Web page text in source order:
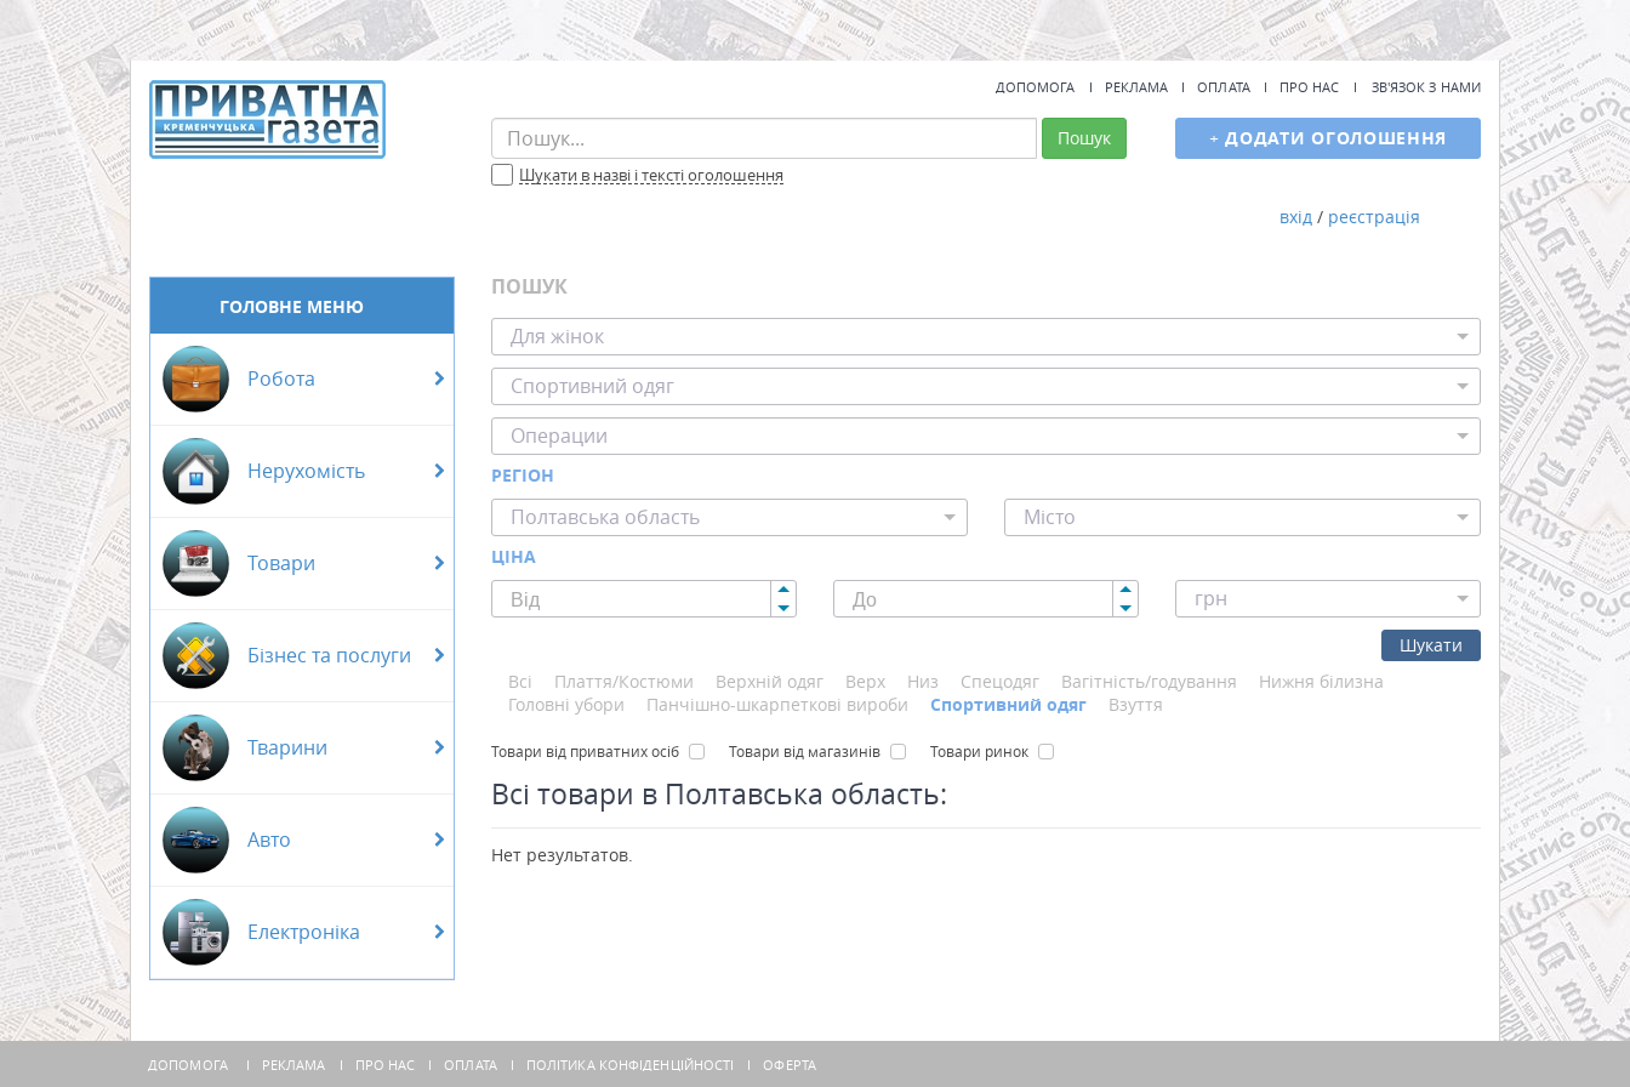
ДОПОМОГА РЕКЛАМА ОПЛАТА ПРО НАС ЗВ'ЯЗОК З НАМИ
Пошук
Шукати в назві і тексті оголошення
+ ДОДАТИ ОГОЛОШЕННЯ
вхід / реєстрація
ГОЛОВНЕ МЕНЮ
Робота
Нерухомість
Товари
Бізнес та послуги
Тварини
Авто
Електроніка
ПОШУК
Для жінок
Спортивний одяг
Операции
РЕГІОН
Полтавська область Місто
ЦІНА
грн
Шукати
Всі
Плаття/Костюми Верхній одяг Верх Низ Спецодяг Вагітність/годування
Нижня білизна
Головні убори
Панчішно-шкарпеткові вироби Спортивний одяг Взуття
Товари від приватних осіб Товари від магазинів Товари ринок
Всі товари в Полтавська область:
Нет результатов.
ДОПОМОГА РЕКЛАМА ПРО НАС ОПЛАТА ПОЛІТИКА КОНФІДЕНЦІЙНОСТІ ОФЕРТА